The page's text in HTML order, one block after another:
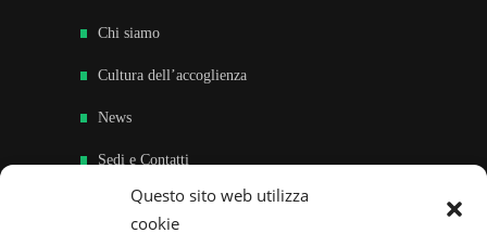
Questo sito web utilizza
cookie
Chi siamo
Cultura dell’accoglienza
News
Sedi e Contatti
Sostieni